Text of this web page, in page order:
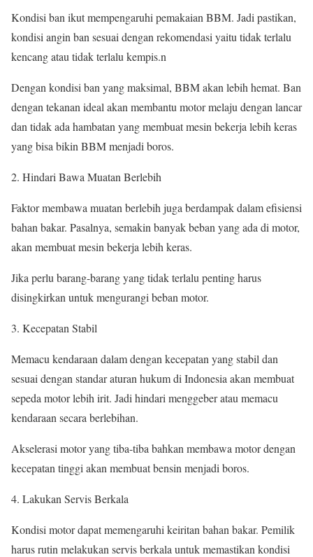
Kondisi ban ikut mempengaruhi pemakaian BBM. Jadi pastikan,
kondisi angin ban sesuai dengan rekomendasi yaitu tidak terlalu
kencang atau tidak terlalu kempis.n
Dengan kondisi ban yang maksimal, BBM akan lebih hemat. Ban
dengan tekanan ideal akan membantu motor melaju dengan lancar
dan tidak ada hambatan yang membuat mesin bekerja lebih keras
yang bisa bikin BBM menjadi boros.
Hindari Bawa Muatan Berlebih
Faktor membawa muatan berlebih juga berdampak dalam efisiensi
bahan bakar. Pasalnya, semakin banyak beban yang ada di motor,
akan membuat mesin bekerja lebih keras.
Jika perlu barang-barang yang tidak terlalu penting harus
disingkirkan untuk mengurangi beban motor.
Kecepatan Stabil
Memacu kendaraan dalam dengan kecepatan yang stabil dan
sesuai dengan standar aturan hukum di Indonesia akan membuat
sepeda motor lebih irit. Jadi hindari menggeber atau memacu
kendaraan secara berlebihan.
Akselerasi motor yang tiba-tiba bahkan membawa motor dengan
kecepatan tinggi akan membuat bensin menjadi boros.
Lakukan Servis Berkala
Kondisi motor dapat memengaruhi keiritan bahan bakar. Pemilik
harus rutin melakukan servis berkala untuk memastikan kondisi